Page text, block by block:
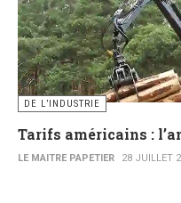
DE L’INDUSTRIE
Tarifs américains :
LE MAITRE PAPETIER 28 JUILLET